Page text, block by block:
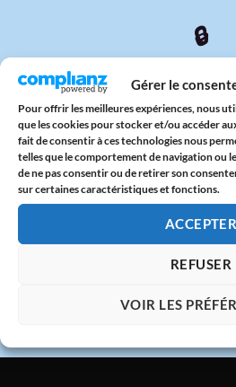
Gérer le
Pour offrir les meilleures expériences, nous
que les cookies pour stocker et/ou accéder
fait de consentir à ces technologies nous
telles que le comportement de navigation ou
de ne pas consentir ou de retirer son
sur certaines caractéristiques et fonctions.
ACCEPTER
REFUSER
VOIR LES
🔒
CB & PayPal sur
🇫🇷
Atelier en
Imprimé avec amour
Marseille
💬
Réponse sous